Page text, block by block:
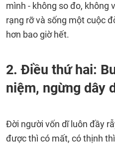
mình - không so đo, không
rạng rỡ và sống một cuộc
hơn bao giờ hết.
2. Điều thứ hai:
niệm, ngừng dây
Đời người vốn dĩ luôn đầy
được thì có mất, có thịnh